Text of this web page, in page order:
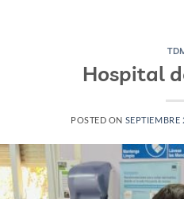
Hospital
POSTED ON SEPTIEMBRE